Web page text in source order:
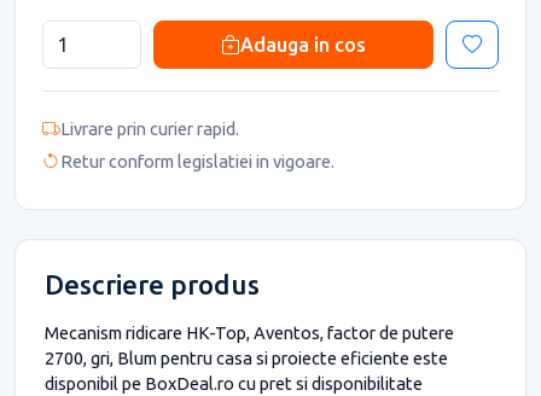
Adauga in cos
Livrare prin curier rapid.
Retur conform legislatiei in vigoare.
Descriere produs
Mecanism ridicare HK-Top, Aventos, factor de putere
2700, gri, Blum pentru casa si proiecte eficiente este
disponibil pe BoxDeal.ro cu pret si disponibilitate